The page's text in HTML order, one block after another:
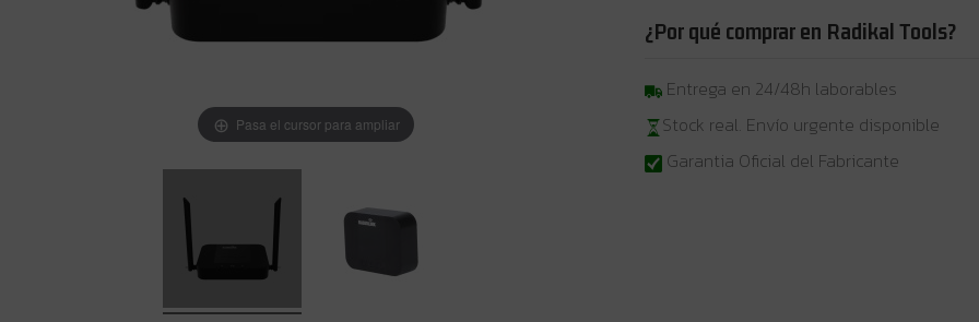
Pasa el cursor para ampliar
¿Por qué comprar en Radikal Tools?
Entrega en 24/48h laborables
Stock real. Envío urgente disponible
Garantia Oficial del Fabricante